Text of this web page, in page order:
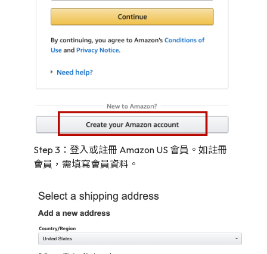
Step 3：登入或註冊 Amazon US 會員。如註冊
會員，需填寫會員資料。